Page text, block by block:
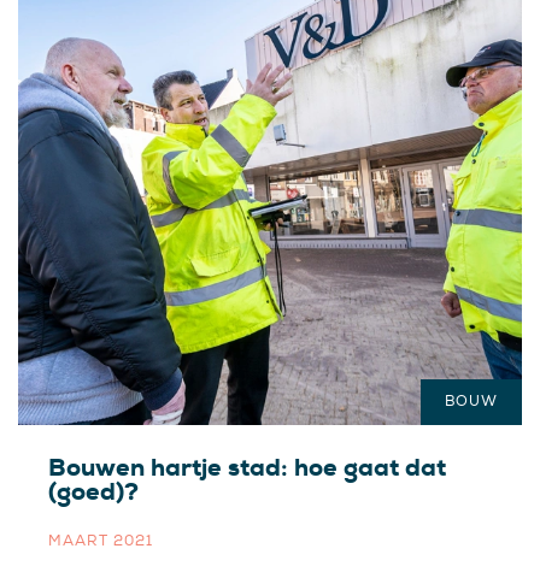
Bouwen hartje stad: hoe gaat dat
(goed)?
MAART 2021
BOUW